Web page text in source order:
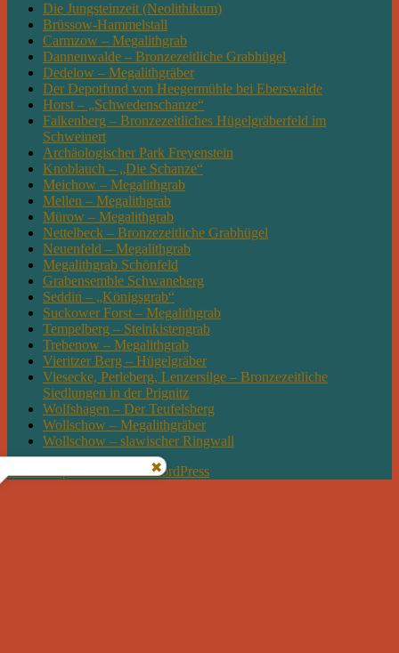
Die Jungsteinzeit (Neolithikum)
Brüssow-Hammelstall
Carmzow – Megalithgrab
Dannenwalde – Bronzezeitliche Grabhügel
Dedelow – Megalithgräber
Der Depotfund von Heegermühle bei Eberswalde
Horst – „Schwedenschanze“
Falkenberg – Bronzezeitliches Hügelgräberfeld im
Schweinert
Archäologischer Park Freyenstein
Knoblauch – „Die Schanze“
Meichow – Megalithgrab
Mellen – Megalithgrab
Mürow – Megalithgrab
Nettelbeck – Bronzezeitliche Grabhügel
Neuenfeld – Megalithgrab
Megalithgrab Schönfeld
Grabensemble Schwaneberg
Seddin – „Königsgrab“
Suckower Forst – Megalithgrab
Tempelberg – Steinkistengrab
Trebenow – Megalithgrab
Vieritzer Berg – Hügelgräber
Viesecke, Perleberg, Lenzersilge – Bronzezeitliche
Siedlungen in der Prignitz
Wolfshagen – Der Teufelsberg
Wollschow – Megalithgräber
Wollschow – slawischer Ringwall
Mit Stolz präsentiert von WordPress